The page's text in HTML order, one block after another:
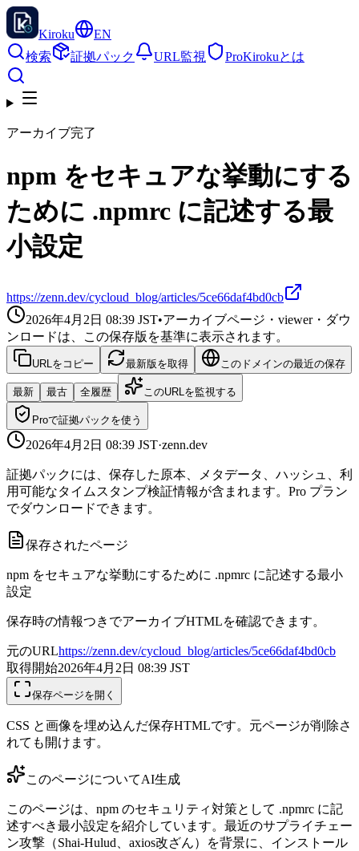
Kiroku
EN
検索
証拠パック URL監視 ProKirokuとは
アーカイブ完了
npm をセキュアな挙動にする
ために .npmrc に記述する最
小設定
https://zenn.dev/cycloud_blog/articles/5ce66daf4bd0cb
2026年4月2日 08:39 JST•アーカイブページ・viewer・ダウ
ンロードは、この保存版を基準に表示されます。
URLをコピー 最新版を取得 このドメインの最近の保存
最新 最古 全履歴 このURLを監視する
Proで証拠パックを使う
2026年4月2日 08:39 JST·zenn.dev
証拠パックには、保存した原本、メタデータ、ハッシュ、利
用可能なタイムスタンプ検証情報が含まれます。Pro プラン
でダウンロードできます。
保存されたページ
npm をセキュアな挙動にするために .npmrc に記述する最小
設定
保存時の情報つきでアーカイブHTMLを確認できます。
元のURLhttps://zenn.dev/cycloud_blog/articles/5ce66daf4bd0cb
取得開始2026年4月2日 08:39 JST
保存ページを開く
CSS と画像を埋め込んだ保存HTMLです。元ページが削除さ
れても開けます。
このページについてAI生成
このページは、npm のセキュリティ対策として .npmrc に記
述すべき最小設定を紹介しています。最近のサプライチェー
ン攻撃（Shai-Hulud、axios改ざん）を背景に、インストール